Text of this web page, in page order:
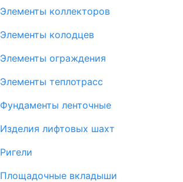
Элементы коллекторов
Элементы колодцев
Элементы ограждения
Элементы теплотрасс
Фундаменты ленточные
Изделия лифтовых шахт
Ригели
Площадочные вкладыши